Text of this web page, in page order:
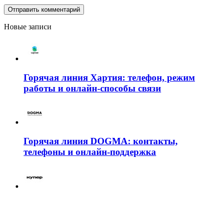
Новые записи
Горячая линия Хартия: телефон, режим
работы и онлайн-способы связи
Горячая линия DOGMA: контакты,
телефоны и онлайн-поддержка